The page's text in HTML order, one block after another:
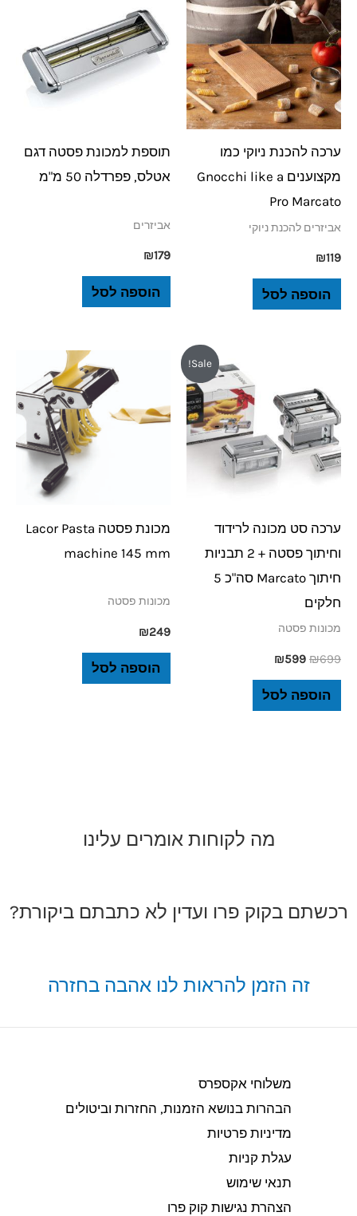
ערכה להכנת ניוקי כמו
מקצוענים Gnocchi like a
Pro Marcato
אביזרים להכנת ניוקי
₪119
הוספה לסל
תוספת למכונת פסטה דגם
אטלס, פפרדלה 50 מ"מ
אביזרים
₪179
הוספה לסל
Sale!
ערכה סט מכונה לרידוד
וחיתוך פסטה + 2 תבניות
חיתוך Marcato סה"כ 5
חלקים
מכונות פסטה
₪699
היה:
₪699.
₪599
הנוכחי
הוא:
₪599.
הוספה לסל
מכונת פסטה Lacor Pasta
machine 145 mm
מכונות פסטה
₪249
הוספה לסל
מה לקוחות אומרים עלינו
רכשתם בקוק פרו ועדין לא כתבתם ביקורת?
זה הזמן להראות לנו אהבה בחזרה
משלוחי אקספרס
הבהרות בנושא הזמנות, החזרות וביטולים​
מדיניות פרטיות
עגלת קניות
תנאי שימוש
הצהרת נגישות קוק פרו